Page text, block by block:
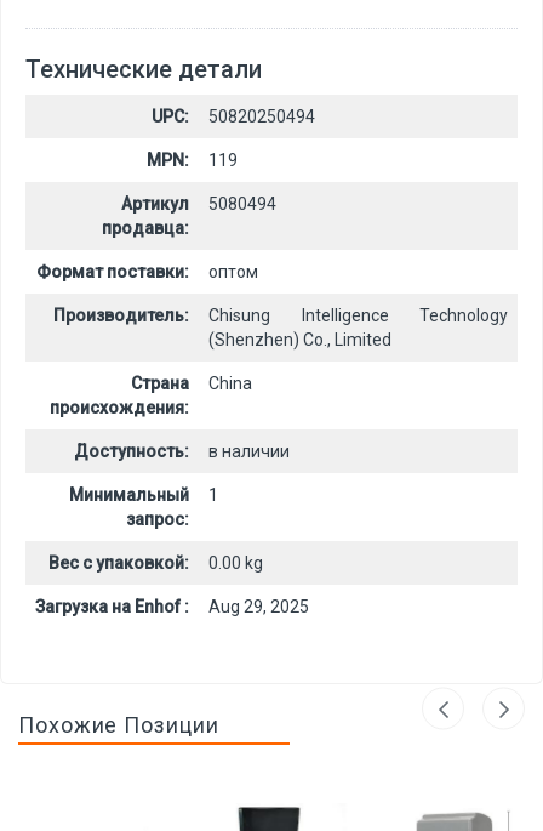
Технические детали
UPC: 50820250494
MPN: 119
Артикул
продавца:
5080494
Формат поставки: оптом
Производитель:
Chisung Intelligence Technology
(Shenzhen) Co., Limited
Страна
происхождения:
China
Доступность: в наличии
Минимальный
запрос:
1
Вес с упаковкой: 0.00 kg
Загрузка на Enhof : Aug 29, 2025
Похожие Позиции